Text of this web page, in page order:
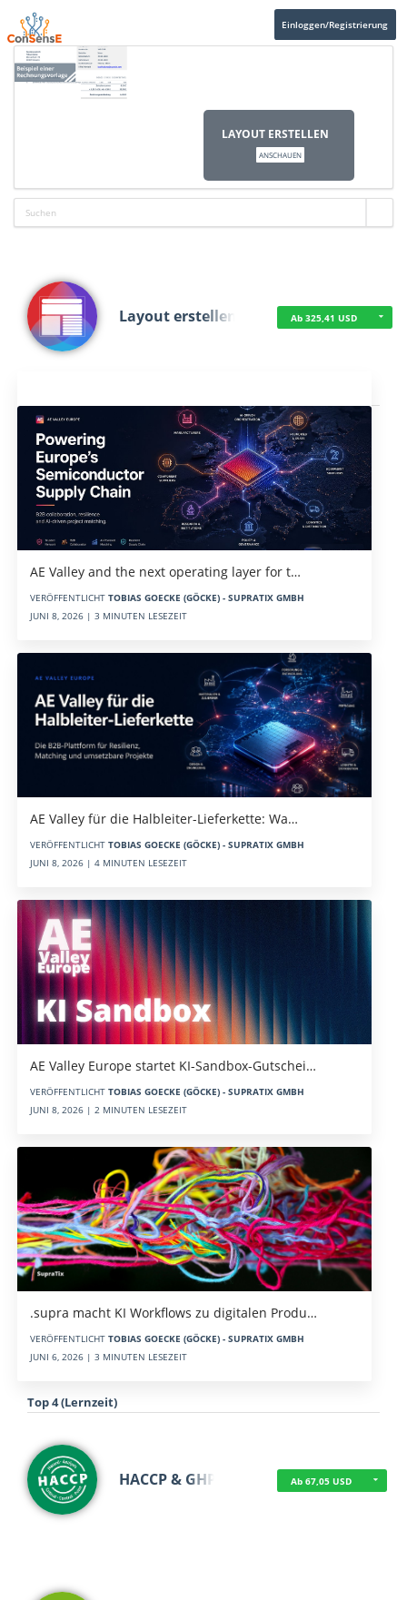
Einloggen/Registrierung
LAYOUT ERSTELLEN
ANSCHAUEN
Layout erstellen Ab 325,41 USD
AE Valley and the next operating layer for t…
VERÖFFENTLICHT TOBIAS GOECKE (GÖCKE) - SUPRATIX GMBH
JUNI 8, 2026 | 3 MINUTEN LESEZEIT
AE Valley für die Halbleiter-Lieferkette: Wa…
VERÖFFENTLICHT TOBIAS GOECKE (GÖCKE) - SUPRATIX GMBH
JUNI 8, 2026 | 4 MINUTEN LESEZEIT
AE Valley Europe startet KI-Sandbox-Gutschei…
VERÖFFENTLICHT TOBIAS GOECKE (GÖCKE) - SUPRATIX GMBH
JUNI 8, 2026 | 2 MINUTEN LESEZEIT
.supra macht KI Workflows zu digitalen Produ…
VERÖFFENTLICHT TOBIAS GOECKE (GÖCKE) - SUPRATIX GMBH
JUNI 6, 2026 | 3 MINUTEN LESEZEIT
Top 4 (Lernzeit)
HACCP & GHP Ab 67,05 USD